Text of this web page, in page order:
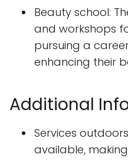
Beauty school:
and workshops
pursuing a
enhancing their
Additional
Services
available,